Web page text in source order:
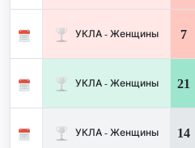
УКЛА - Женщины 7
УКЛА - Женщины 21
УКЛА - Женщины 14